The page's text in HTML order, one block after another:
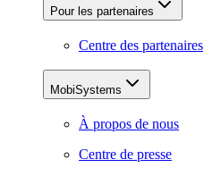
Pour les partenaires
Centre des partenaires
MobiSystems
À propos de nous
Centre de presse